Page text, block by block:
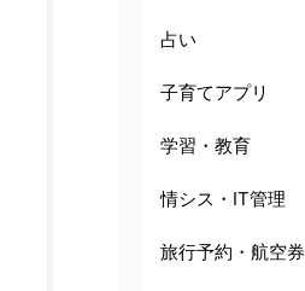
占い
子育てアプリ
学習・教育
情シス・IT管理
旅行予約・航空券